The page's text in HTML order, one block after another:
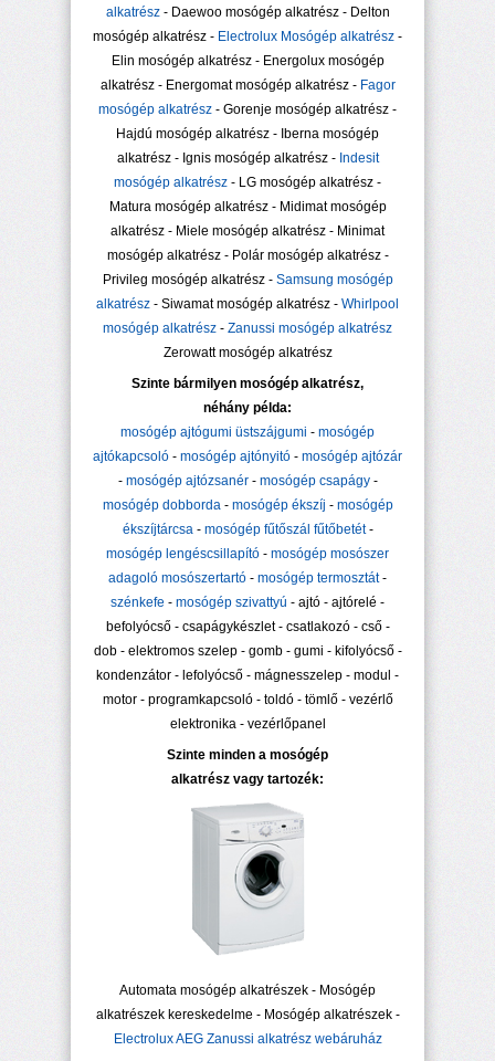
alkatrész- Daewoo mosógép alkatrész - Delton
mosógép alkatrész - Electrolux Mosógép alkatrész -
Elin mosógép alkatrész - Energolux mosógép
alkatrész - Energomat mosógép alkatrész - Fagor
mosógép alkatrész - Gorenje mosógép alkatrész -
Hajdú mosógép alkatrész - Iberna mosógép
alkatrész - Ignis mosógép alkatrész - Indesit
mosógép alkatrész - LG mosógép alkatrész -
Matura mosógép alkatrész - Midimat mosógép
alkatrész - Miele mosógép alkatrész - Minimat
mosógép alkatrész - Polár mosógép alkatrész -
Privileg mosógép alkatrész - Samsung mosógép
alkatrész - Siwamat mosógép alkatrész - Whirlpool
mosógép alkatrész - Zanussi mosógép alkatrész
Zerowatt mosógép alkatrész
Szinte bármilyen mosógép alkatrész,
néhány példa:
mosógép ajtógumi üstszájgumi - mosógép
ajtókapcsoló - mosógép ajtónyitó - mosógép ajtózár
- mosógép ajtózsanér- mosógép csapágy-
mosógép dobborda- mosógép ékszíj - mosógép
ékszíjtárcsa- mosógép fűtőszál fűtőbetét-
mosógép lengéscsillapító - mosógép mosószer
adagoló mosószertartó - mosógép termosztát-
szénkefe - mosógép szivattyú - ajtó - ajtórelé -
befolyócső - csapágykészlet - csatlakozó - cső -
dob - elektromos szelep - gomb - gumi - kifolyócső -
kondenzátor - lefolyócső - mágnesszelep - modul -
motor - programkapcsoló - toldó - tömlő - vezérlő
elektronika - vezérlőpanel
Szinte minden a mosógép
alkatrész vagy tartozék:
Automata mosógép alkatrészek - Mosógép
alkatrészek kereskedelme - Mosógép alkatrészek -
Electrolux AEG Zanussi alkatrész webáruház